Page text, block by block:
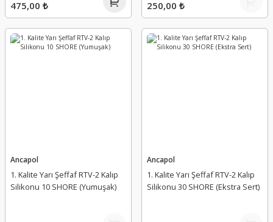
475,00 ₺ 250,00 ₺
Ancapol
1. Kalite Yarı Şeffaf RTV-2 Kalıp
Silikonu 10 SHORE (Yumuşak)
Ancapol
1. Kalite Yarı Şeffaf RTV-2 Kalıp
Silikonu 30 SHORE (Ekstra Sert)